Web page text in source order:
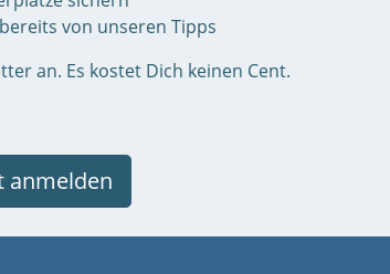
von unseren Tipps
an. Es kostet Dich keinen Cent.
anmelden